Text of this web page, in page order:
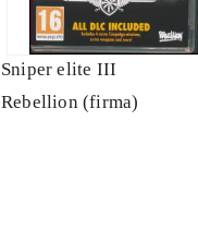
Sniper elite III
Rebellion (firma)